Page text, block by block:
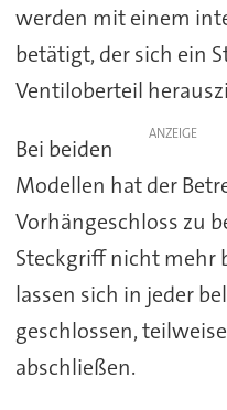
werden mit einem
betätigt, der sich ein
Ventiloberteil
ANZEIGE
Bei beiden
Modellen hat der
Vorhängeschloss zu
Steckgriff nicht mehr
lassen sich in jeder
geschlossen,
abschließen.